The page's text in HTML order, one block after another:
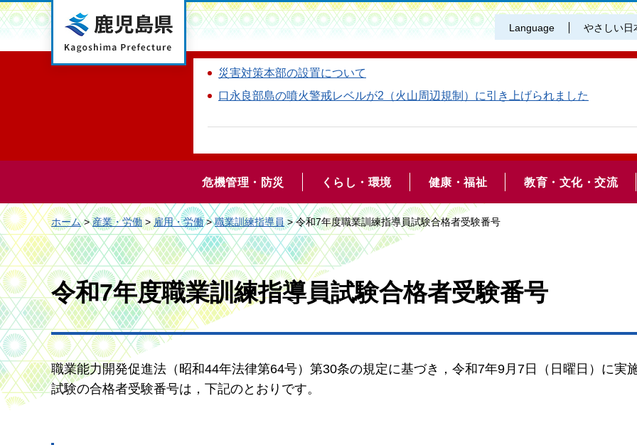
鹿児島県 Language やさしい日
災害対策本部の設置について
口永良部島の噴火警戒レベルが2（火山周辺規制）に引き上げられました
危機管理・防災 くらし・環境 健康・福祉 教育・文化・交流
ホーム>産業・労働>雇用・労働>職業訓練指導員> 令和7年度職業訓練指導員試験合格者受験番号
令和7年度職業訓練指導員試験合格者受験番号
職業能力開発促進法（昭和44年法律第64号）第30条の規定に基づき，令和7年9月7日（日曜日）に実
試験の合格者受験番号は，下記のとおりです。